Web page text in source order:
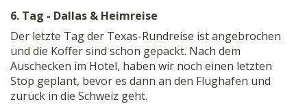
6. Tag - Dallas & Heimreise
Der letzte Tag der Texas-Rundreise ist angebrochen
und die Koffer sind schon gepackt. Nach dem
Auschecken im Hotel, haben wir noch einen letzten
Stop geplant, bevor es dann an den Flughafen und
zurück in die Schweiz geht.